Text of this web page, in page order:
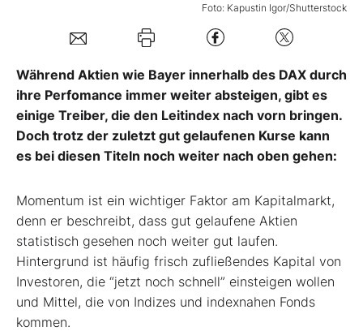
Foto: Kapustin Igor/Shutterstock
Während Aktien wie Bayer innerhalb des DAX durch
ihre Perfomance immer weiter absteigen, gibt es
einige Treiber, die den Leitindex nach vorn bringen.
Doch trotz der zuletzt gut gelaufenen Kurse kann
es bei diesen Titeln noch weiter nach oben gehen:
Momentum ist ein wichtiger Faktor am Kapitalmarkt,
denn er beschreibt, dass gut gelaufene Aktien
statistisch gesehen noch weiter gut laufen.
Hintergrund ist häufig frisch zufließendes Kapital von
Investoren, die “jetzt noch schnell” einsteigen wollen
und Mittel, die von Indizes und indexnahen Fonds
kommen.